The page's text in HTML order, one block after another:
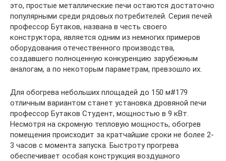
это, простые металлические печи остаются достаточно
популярными среди рядовых потребителей. Серия печей
профессор Бутаков, названа в честь своего
конструктора, является одним из немногих примеров
оборудования отечественного производства,
создавшего полноценную конкуренцию зарубежным
аналогам, а по некоторым параметрам, превзошло их.
Для обогрева небольших площадей до 150 м#179
отличным вариантом станет установка дровяной печи
профессор Бутаков Студент, мощностью в 9 кВт.
Несмотря на скромную тепловую мощность, обогрев
помещения происходит за кратчайшие сроки не более 2-
3 часов с момента запуска. Быстроту прогрева
обеспечивает особая конструкция воздушного